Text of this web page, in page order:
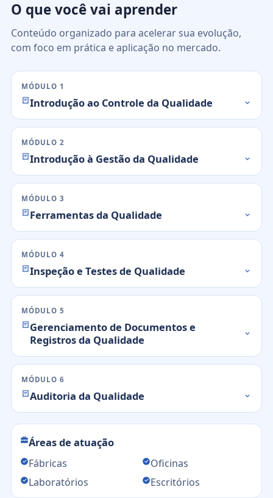
O que você vai aprender
Conteúdo organizado para acelerar sua evolução,
com foco em prática e aplicação no mercado.
MÓDULO 1
Introdução ao Controle da Qualidade
MÓDULO 2
Introdução à Gestão da Qualidade
MÓDULO 3
Ferramentas da Qualidade
MÓDULO 4
Inspeção e Testes de Qualidade
MÓDULO 5
Gerenciamento de Documentos e
Registros da Qualidade
MÓDULO 6
Auditoria da Qualidade
Áreas de atuação
Fábricas
Oficinas
Laboratórios
Escritórios